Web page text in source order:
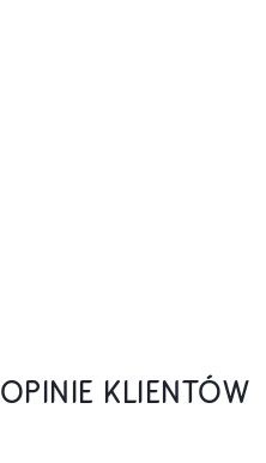
OPINIE KLIENTÓW